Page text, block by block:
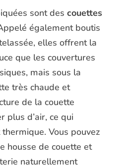
sont des couettes
également boutis
elles offrent la
que les couvertures
mais sous la
très chaude et
de la couette
plus d’air, ce qui
Vous pouvez
housse de couette et
naturellement